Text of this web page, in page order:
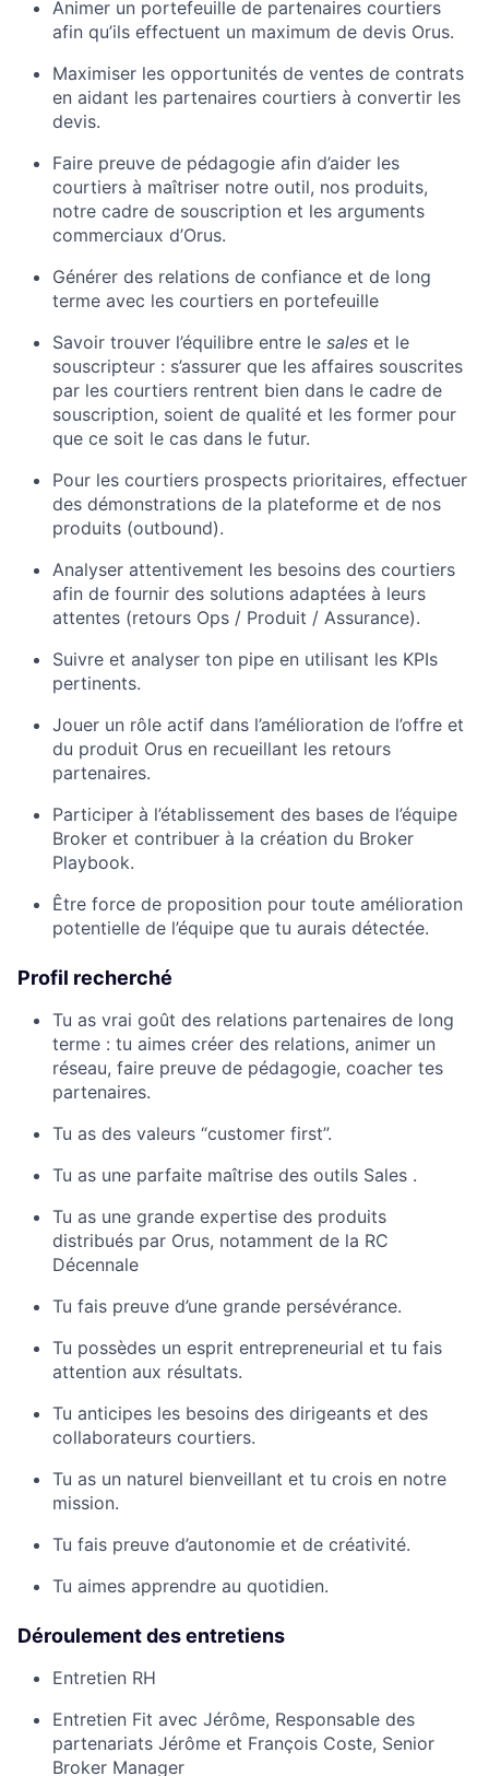
Animer un portefeuille de partenaires courtiers
afin qu’ils effectuent un maximum de devis Orus.
Maximiser les opportunités de ventes de contrats
en aidant les partenaires courtiers à convertir les
devis.
Faire preuve de pédagogie afin d’aider les
courtiers à maîtriser notre outil, nos produits,
notre cadre de souscription et les arguments
commerciaux d’Orus.
Générer des relations de confiance et de long
terme avec les courtiers en portefeuille
Savoir trouver l’équilibre entre le sales et le
souscripteur : s’assurer que les affaires souscrites
par les courtiers rentrent bien dans le cadre de
souscription, soient de qualité et les former pour
que ce soit le cas dans le futur.
Pour les courtiers prospects prioritaires, effectuer
des démonstrations de la plateforme et de nos
produits (outbound).
Analyser attentivement les besoins des courtiers
afin de fournir des solutions adaptées à leurs
attentes (retours Ops / Produit / Assurance).
Suivre et analyser ton pipe en utilisant les KPIs
pertinents.
Jouer un rôle actif dans l’amélioration de l’offre et
du produit Orus en recueillant les retours
partenaires.
Participer à l’établissement des bases de l’équipe
Broker et contribuer à la création du Broker
Playbook.
Être force de proposition pour toute amélioration
potentielle de l’équipe que tu aurais détectée.
Profil recherché
Tu as vrai goût des relations partenaires de long
terme : tu aimes créer des relations, animer un
réseau, faire preuve de pédagogie, coacher tes
partenaires.
Tu as des valeurs “customer first”.
Tu as une parfaite maîtrise des outils Sales .
Tu as une grande expertise des produits
distribués par Orus, notamment de la RC
Décennale
Tu fais preuve d’une grande persévérance.
Tu possèdes un esprit entrepreneurial et tu fais
attention aux résultats.
Tu anticipes les besoins des dirigeants et des
collaborateurs courtiers.
Tu as un naturel bienveillant et tu crois en notre
mission.
Tu fais preuve d’autonomie et de créativité.
Tu aimes apprendre au quotidien.
Déroulement des entretiens
Entretien RH
Entretien Fit avec Jérôme, Responsable des
partenariats Jérôme et François Coste, Senior
Broker Manager